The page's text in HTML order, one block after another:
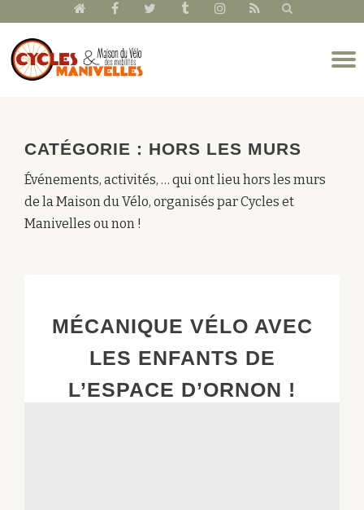
Aller
au
fa-
fa-
fa-
fa-
fa-
fa-
CATÉGORIE : HORS LES MURS
Événements, activités, … qui ont lieu hors les murs
de la Maison du Vélo, organisés par Cycles et
Manivelles ou non !
MÉCANIQUE VÉLO AVEC
LES ENFANTS DE
L’ESPACE D’ORNON !